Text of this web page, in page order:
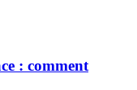
: comment